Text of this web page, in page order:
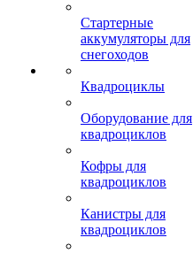
Стартерные
аккумуляторы для
снегоходов
Квадроциклы
Оборудование для
квадроциклов
Кофры для
квадроциклов
Канистры для
квадроциклов